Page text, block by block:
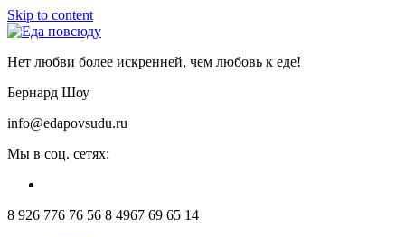
Skip to content
Нет любви более искренней, чем любовь к еде!
Бернард Шоу
info@edapovsudu.ru
Мы в соц. сетях:
8 926 776 76 56 8 4967 69 65 14